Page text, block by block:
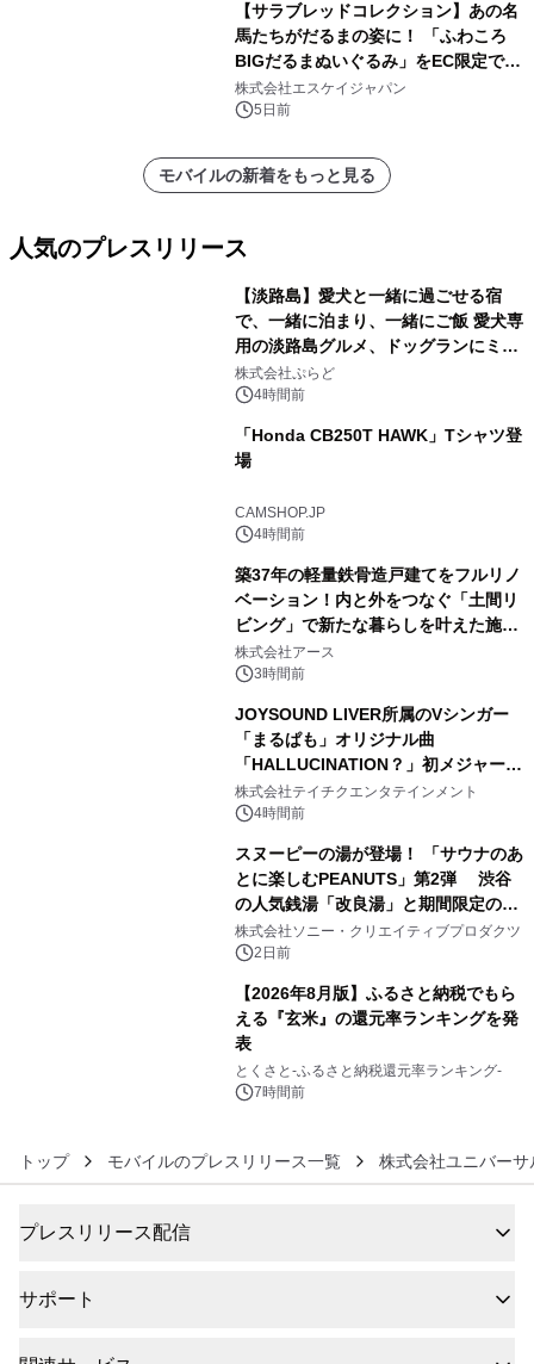
【サラブレッドコレクション】あの名
馬たちがだるまの姿に！ 「ふわころ
BIGだるまぬいぐるみ」をEC限定で受
注販売開始
株式会社エスケイジャパン
5日前
モバイルの新着をもっと見る
人気のプレスリリース
【淡路島】愛犬と一緒に過ごせる宿
で、一緒に泊まり、一緒にご飯 愛犬専
用の淡路島グルメ、ドッグランにミニ
プール グランピングとトレーラーハウ
スの2施設で
株式会社ぷらど
4時間前
「Honda CB250T HAWK」Tシャツ登
場
CAMSHOP.JP
4時間前
築37年の軽量鉄骨造戸建てをフルリノ
ベーション！内と外をつなぐ「土間リ
ビング」で新たな暮らしを叶えた施工
事例を株式会社アースが公開
株式会社アース
3時間前
JOYSOUND LIVER所属のVシンガー
「まるぱも」オリジナル曲
「HALLUCINATION？」初メジャー配
信リリース決定！
株式会社テイチクエンタテインメント
4時間前
スヌーピーの湯が登場！ 「サウナのあ
とに楽しむPEANUTS」第2弾 渋谷
の人気銭湯「改良湯」と期間限定のコ
ラボレーション サウナイキタイコラ
ボグッズも発売決定！
株式会社ソニー・クリエイティブプロダクツ
2日前
【2026年8月版】ふるさと納税でもら
える『玄米』の還元率ランキングを発
表
とくさと-ふるさと納税還元率ランキング-
7時間前
トップ モバイルのプレスリリース一覧 株式会社ユニバー
プレスリリース配信
サポート